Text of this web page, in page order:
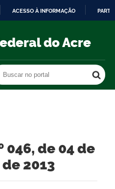
O
ACESSO À INFORMAÇÃO
do Acre
Buscar no portal
046, de 04 de
2013